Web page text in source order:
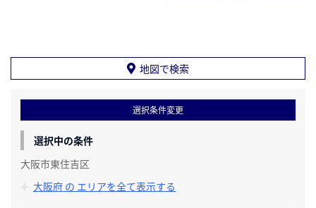
地図で検索
選択条件変更
選択中の条件
大阪市東住吉区
大阪府 の エリアを全て表示する